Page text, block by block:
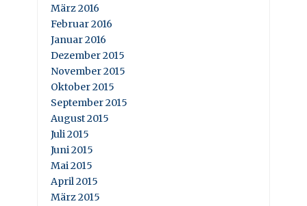
März 2016
Februar 2016
Januar 2016
Dezember 2015
November 2015
Oktober 2015
September 2015
August 2015
Juli 2015
Juni 2015
Mai 2015
April 2015
März 2015